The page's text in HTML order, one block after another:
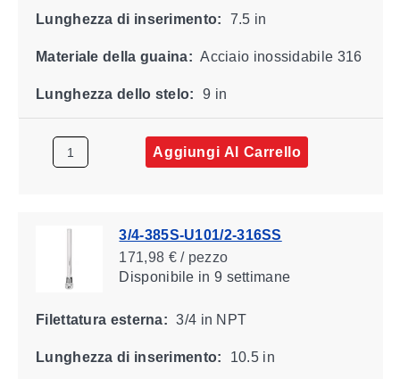
Lunghezza di inserimento: 7.5 in
Materiale della guaina: Acciaio inossidabile 316
Lunghezza dello stelo: 9 in
Aggiungi Al Carrello
3/4-385S-U101/2-316SS
171,98 € / pezzo
Disponibile in 9 settimane
Filettatura esterna: 3/4 in NPT
Lunghezza di inserimento: 10.5 in